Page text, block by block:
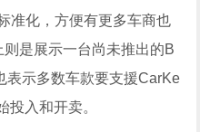
准化，方便有更多车商也
是展示一台尚未推出的B
表示多数车款要支援CarKe
投入和开卖。